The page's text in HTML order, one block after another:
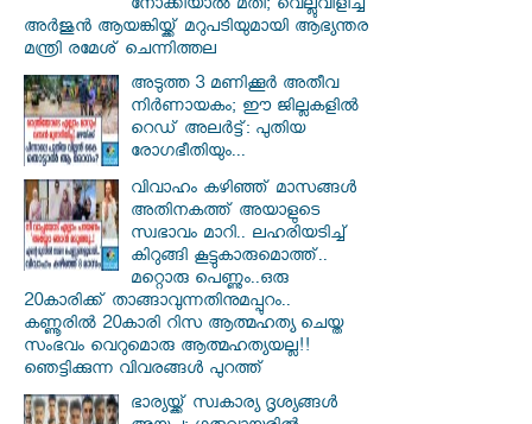
നോക്കിയാൽ മതി; വെല്ലുവിളിച്ച
അർജുൻ ആയങ്കിയ്ക്ക് മറുപടിയുമായി ആഭ്യന്തര
മന്ത്രി രമേശ് ചെന്നിത്തല
അടുത്ത 3 മണിക്കൂർ അതീവ
നിർണായകം; ഈ ജില്ലകളിൽ
റെഡ് അലർട്ട്: പുതിയ
രോഗഭീതിയും...
വിവാഹം കഴിഞ്ഞ് മാസങ്ങൾ
അതിനകത്ത് അയാളുടെ
സ്വഭാവം മാറി.. ലഹരിയടിച്ച്
കിറുങ്ങി കൂട്ടുകാരുമൊത്ത്..
മറ്റൊരു പെണ്ണും..ഒരു
20കാരിക്ക് താങ്ങാവുന്നതിനുമപ്പുറം..
കണ്ണൂരിൽ 20കാരി റിസ ആത്മഹത്യ ചെയ്ത
സംഭവം വെറുമൊരു ആത്മഹത്യയല്ല!!
ഞെട്ടിക്കുന്ന വിവരങ്ങൾ പുറത്ത്
ഭാര്യയ്ക്ക് സ്വകാര്യ ദൃശ്യങ്ങൾ